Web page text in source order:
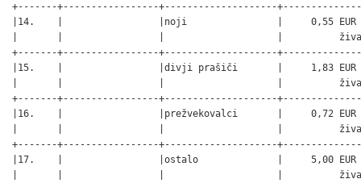
+-------+-----------------+--------------------
|14.    |                 |noji                |     0,55 EUR
|       |                 |                    |
+-------+-----------------+--------------------
|15.    |                 |divji prašiči       |     1,83
|       |                 |                    |
+-------+-----------------+--------------------
|16.    |                 |prežvekovalci       |     0,72
|       |                 |                    |
+-------+-----------------+--------------------
|17.    |                 |ostalo              |     5,00
|       |                 |                    |